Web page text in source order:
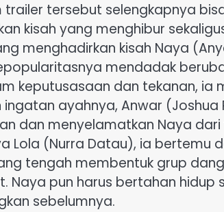
trailer tersebut selengkapnya
kisah yang menghibur
menghadirkan kisah Naya
mendadak
keputusasaan dan tekanan, ia
ayahnya, Anwar
dan menyelamatkan Naya
Lola (Nurra Datau), ia bertemu
tengah membentuk grup
Naya pun harus bertahan
sebelumnya.